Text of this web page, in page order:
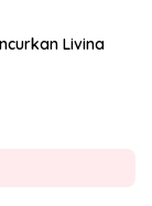
Livina